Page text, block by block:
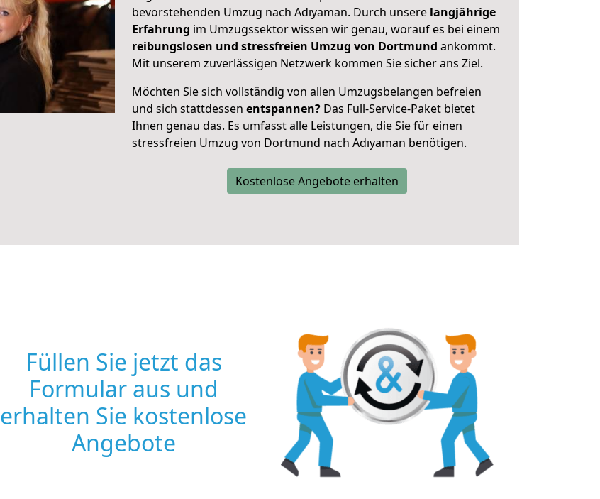
bevorstehenden Umzug nach Adıyaman. Durch unsere langjährige
Erfahrung im Umzugssektor wissen wir genau, worauf es bei einem
reibungslosen und stressfreien Umzug von Dortmund ankommt.
Mit unserem zuverlässigen Netzwerk kommen Sie sicher ans Ziel.
Möchten Sie sich vollständig von allen Umzugsbelangen befreien
und sich stattdessen entspannen? Das Full-Service-Paket bietet
Ihnen genau das. Es umfasst alle Leistungen, die Sie für einen
stressfreien Umzug von Dortmund nach Adıyaman benötigen.
Kostenlose Angebote erhalten
Füllen Sie jetzt das
Formular aus und
erhalten Sie kostenlose
Angebote